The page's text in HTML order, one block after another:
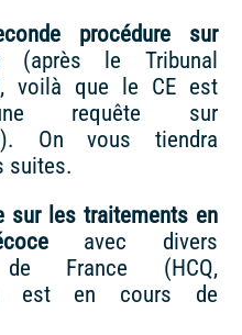
procédure sur
(après le Tribunal
voilà que le CE est
requête sur
On vous tiendra
suites.
sur les traitements en
avec divers
de France (HCQ,
est en cours de